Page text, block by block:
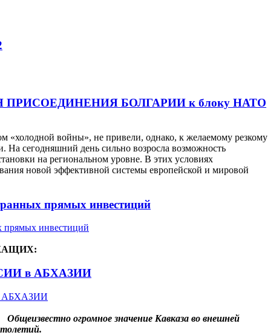
БОЛГАРИИ к блоку НАТО
«холодной войны», не привели, однако, к желаемому резкому
На сегодняшний день сильно возросла возможность
на региональном уровне. В этих условиях
новой эффективной системы европейской и мировой
прямых инвестиций
в АБХАЗИИ
Общеизвестно огромное значение Кавказа во внешней